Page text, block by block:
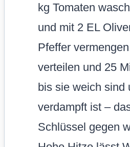
kg Tomaten
und mit 2 EL
Pfeffer
verteilen und 25
bis sie weich sind
verdampft ist –
Schlüssel gegen